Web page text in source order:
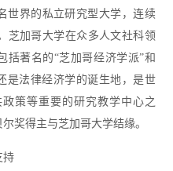
世界的私立研究型大学，连续
芝加哥大学在众多人文社科领
括著名的“芝加哥经济学派”和
是法律经济学的诞生地，是世
策等重要的研究教学中心之
奖得主与芝加哥大学结缘。
持